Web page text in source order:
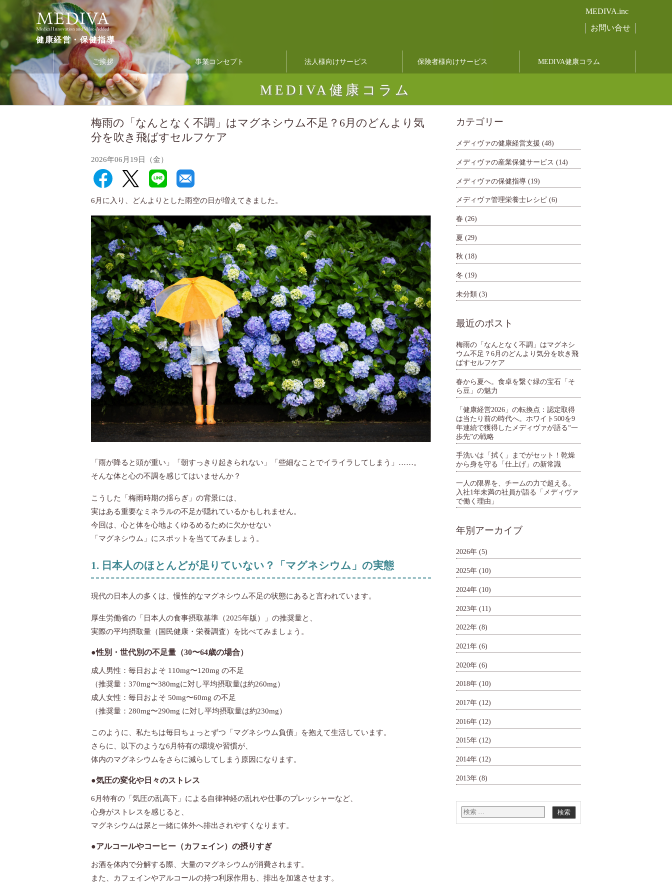
健康経営・保健指導
MEDIVA.inc
お問い合せ
ご挨拶 事業コンセプト 法人様向けサービス 保険者様向けサービス MEDIVA健康コラム
MEDIVA健康コラム
梅雨の「なんとなく不調」はマグネシウム不足？6月のどんより気
分を吹き飛ばすセルフケア
2026年06月19日（金）
6月に入り、どんよりとした雨空の日が増えてきました。
「雨が降ると頭が重い」「朝すっきり起きられない」「些細なことでイライラしてしまう」……。
そんな体と心の不調を感じてはいませんか？
こうした「梅雨時期の揺らぎ」の背景には、
実はある重要なミネラルの不足が隠れているかもしれません。
今回は、心と体を心地よくゆるめるために欠かせない
「マグネシウム」にスポットを当ててみましょう。
1. 日本人のほとんどが足りていない？「マグネシウム」の実態
現代の日本人の多くは、慢性的なマグネシウム不足の状態にあると言われています。
厚生労働省の「日本人の食事摂取基準（2025年版）」の推奨量と、
実際の平均摂取量（国民健康・栄養調査）を比べてみましょう。
●性別・世代別の不足量（30〜64歳の場合）
成人男性：毎日およそ 110mg〜120mg の不足
（推奨量：370mg〜380mgに対し平均摂取量は約260mg）
成人女性：毎日およそ 50mg〜60mg の不足
（推奨量：280mg〜290mg に対し平均摂取量は約230mg）
このように、私たちは毎日ちょっとずつ「マグネシウム負債」を抱えて生活しています。
さらに、以下のような6月特有の環境や習慣が、
体内のマグネシウムをさらに減らしてしまう原因になります。
●気圧の変化や日々のストレス
6月特有の「気圧の乱高下」による自律神経の乱れや仕事のプレッシャーなど、
心身がストレスを感じると、
マグネシウムは尿と一緒に体外へ排出されやすくなります。
●アルコールやコーヒー（カフェイン）の摂りすぎ
お酒を体内で分解する際、大量のマグネシウムが消費されます。
また、カフェインやアルコールの持つ利尿作用も、排出を加速させます。
カテゴリー
メディヴァの健康経営支援 (48)
メディヴァの産業保健サービス (14)
メディヴァの保健指導 (19)
メディヴァ管理栄養士レシピ (6)
春 (26)
夏 (29)
秋 (18)
冬 (19)
未分類 (3)
最近のポスト
梅雨の「なんとなく不調」はマグネシ
ウム不足？6月のどんより気分を吹き飛
ばすセルフケア
春から夏へ。食卓を繋ぐ緑の宝石「そ
ら豆」の魅力
「健康経営2026」の転換点：認定取得
は当たり前の時代へ。ホワイト500を9
年連続で獲得したメディヴァが語る“一
歩先”の戦略
手洗いは「拭く」までがセット！乾燥
から身を守る「仕上げ」の新常識
一人の限界を、チームの力で超える。
入社1年未満の社員が語る「メディヴァ
で働く理由」
年別アーカイブ
2026年 (5)
2025年 (10)
2024年 (10)
2023年 (11)
2022年 (8)
2021年 (6)
2020年 (6)
2018年 (10)
2017年 (12)
2016年 (12)
2015年 (12)
2014年 (12)
2013年 (8)